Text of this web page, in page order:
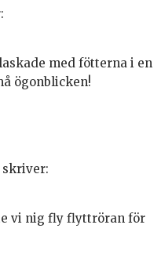
med fötterna i en
ögonblicken!
skriver:
vi nig fly flyttröran för